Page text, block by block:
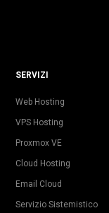
SERVIZI
Web Hosting
VPS Hosting
Proxmox VE
Cloud Hosting
Email Cloud
Servizio Sistemistico